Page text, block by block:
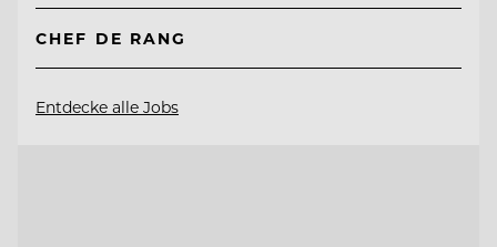
CHEF DE RANG
Entdecke alle Jobs